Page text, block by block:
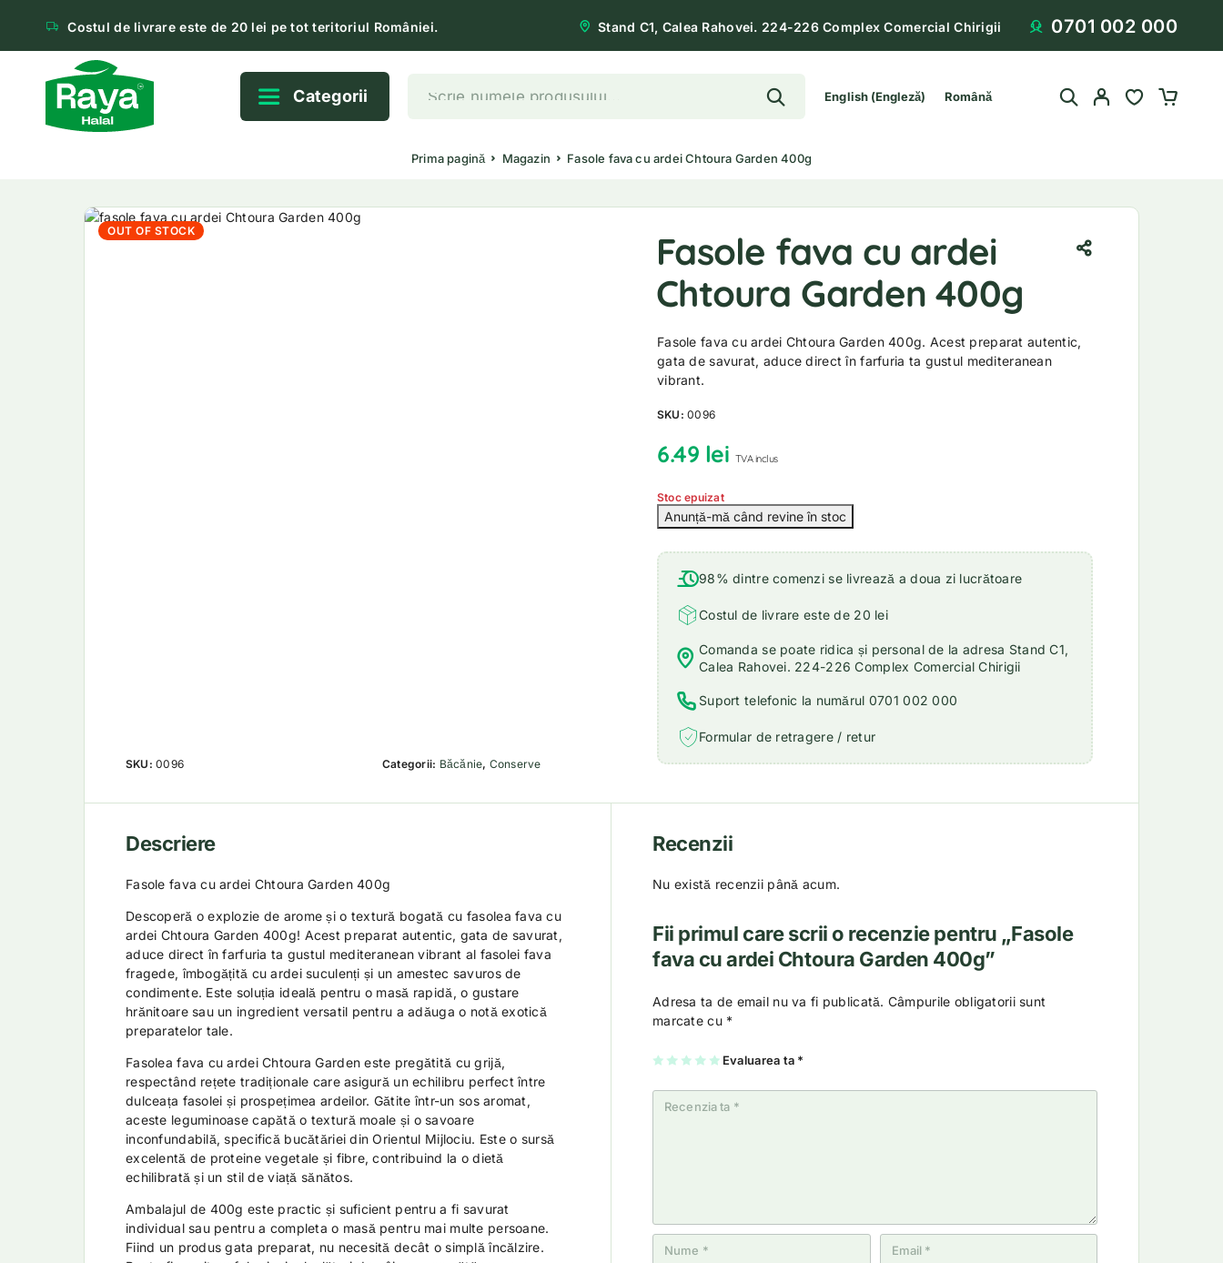
Costul de livrare este de 20 lei pe tot teritoriul României. Stand C1, Calea Rahovei. 224-226 Complex Comercial Chirigii 0701 002 000
Categorii English(Engleză) Română
Prima pagină Magazin Fasole fava cu ardei Chtoura Garden 400g
OUT OF STOCK
SKU:0096 Categorii: Băcănie, Conserve
Fasole fava cu ardei
Chtoura Garden 400g
Fasole fava cu ardei Chtoura Garden 400g. Acest preparat autentic,
gata de savurat, aduce direct în farfuria ta gustul mediteranean
vibrant.
SKU:0096
6.49 lei TVA inclus
Stoc epuizat
98% dintre comenzi se livrează a doua zi lucrătoare
Costul de livrare este de 20 lei
Comanda se poate ridica și personal de la adresa Stand C1,
Calea Rahovei. 224-226 Complex Comercial Chirigii
Suport telefonic la numărul 0701 002 000
Formular de retragere / retur
Descriere
Fasole fava cu ardei Chtoura Garden 400g
Descoperă o explozie de arome și o textură bogată cu fasolea fava cu
ardei Chtoura Garden 400g! Acest preparat autentic, gata de savurat,
aduce direct în farfuria ta gustul mediteranean vibrant al fasolei fava
fragede, îmbogățită cu ardei suculenți și un amestec savuros de
condimente. Este soluția ideală pentru o masă rapidă, o gustare
hrănitoare sau un ingredient versatil pentru a adăuga o notă exotică
preparatelor tale.
Fasolea fava cu ardei Chtoura Garden este pregătită cu grijă,
respectând rețete tradiționale care asigură un echilibru perfect între
dulceața fasolei și prospețimea ardeilor. Gătite într-un sos aromat,
aceste leguminoase capătă o textură moale și o savoare
inconfundabilă, specifică bucătăriei din Orientul Mijlociu. Este o sursă
excelentă de proteine vegetale și fibre, contribuind la o dietă
echilibrată și un stil de viață sănătos.
Ambalajul de 400g este practic și suficient pentru a fi savurat
individual sau pentru a completa o masă pentru mai multe persoane.
Fiind un produs gata preparat, nu necesită decât o simplă încălzire.
Recenzii
Nu există recenzii până acum.
Fii primul care scrii o recenzie pentru „Fasole
fava cu ardei Chtoura Garden 400g”
Adresa ta de email nu va fi publicată. Câmpurile obligatorii sunt
marcate cu *
Evaluarea ta *
U
n
2
5
st
el
3
5
st
el
4
5
st
el
5
5
st
el